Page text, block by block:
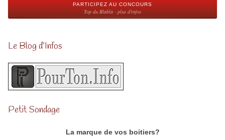
PARTICIPEZ AU CONCOURS
Top du Blabla - plus d'infos
Le Blog d’Infos
Petit Sondage
La marque de vos boitiers?